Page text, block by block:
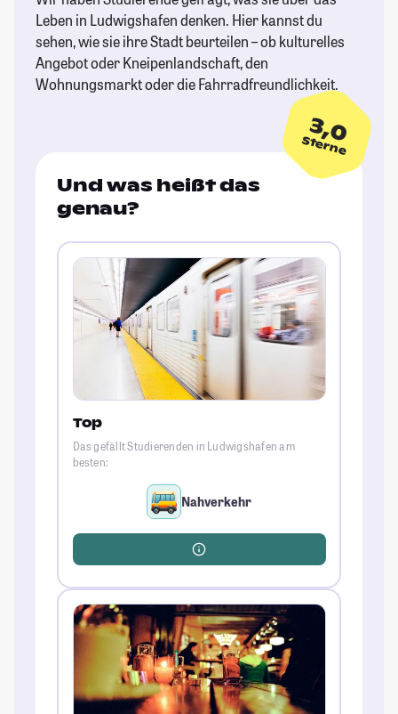
Leben in Ludwigshafen denken. Hier kannst du
sehen, wie sie ihre Stadt beurteilen – ob kulturelles
Angebot oder Kneipenlandschaft, den
Wohnungsmarkt oder die Fahrradfreundlichkeit.
3,0
Sterne
Und was heißt das
genau?
Top
Das gefällt Studierenden in Ludwigshafen am
besten:
Nahverkehr